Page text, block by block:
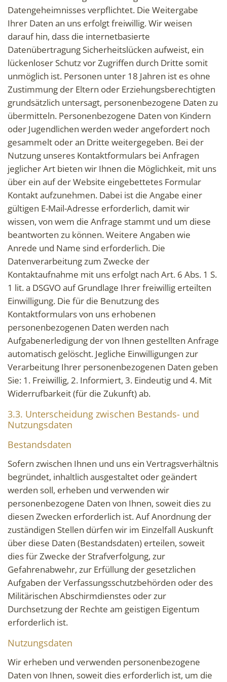
Datengeheimnisses verpflichtet. Die Weitergabe
Ihrer Daten an uns erfolgt freiwillig. Wir weisen
darauf hin, dass die internetbasierte
Datenübertragung Sicherheitslücken aufweist, ein
lückenloser Schutz vor Zugriffen durch Dritte somit
unmöglich ist. Personen unter 18 Jahren ist es ohne
Zustimmung der Eltern oder Erziehungsberechtigten
grundsätzlich untersagt, personenbezogene Daten zu
übermitteln. Personenbezogene Daten von Kindern
oder Jugendlichen werden weder angefordert noch
gesammelt oder an Dritte weitergegeben. Bei der
Nutzung unseres Kontaktformulars bei Anfragen
jeglicher Art bieten wir Ihnen die Möglichkeit, mit uns
über ein auf der Website eingebettetes Formular
Kontakt aufzunehmen. Dabei ist die Angabe einer
gültigen E-Mail-Adresse erforderlich, damit wir
wissen, von wem die Anfrage stammt und um diese
beantworten zu können. Weitere Angaben wie
Anrede und Name sind erforderlich. Die
Datenverarbeitung zum Zwecke der
Kontaktaufnahme mit uns erfolgt nach Art. 6 Abs. 1 S.
1 lit. a DSGVO auf Grundlage Ihrer freiwillig erteilten
Einwilligung. Die für die Benutzung des
Kontaktformulars von uns erhobenen
personenbezogenen Daten werden nach
Aufgabenerledigung der von Ihnen gestellten Anfrage
automatisch gelöscht. Jegliche Einwilligungen zur
Verarbeitung Ihrer personenbezogenen Daten geben
Sie: 1. Freiwillig, 2. Informiert, 3. Eindeutig und 4. Mit
Widerrufbarkeit (für die Zukunft) ab.
3.3. Unterscheidung zwischen Bestands- und
Nutzungsdaten
Bestandsdaten
Sofern zwischen Ihnen und uns ein Vertragsverhältnis
begründet, inhaltlich ausgestaltet oder geändert
werden soll, erheben und verwenden wir
personenbezogene Daten von Ihnen, soweit dies zu
diesen Zwecken erforderlich ist. Auf Anordnung der
zuständigen Stellen dürfen wir im Einzelfall Auskunft
über diese Daten (Bestandsdaten) erteilen, soweit
dies für Zwecke der Strafverfolgung, zur
Gefahrenabwehr, zur Erfüllung der gesetzlichen
Aufgaben der Verfassungsschutzbehörden oder des
Militärischen Abschirmdienstes oder zur
Durchsetzung der Rechte am geistigen Eigentum
erforderlich ist.
Nutzungsdaten
Wir erheben und verwenden personenbezogene
Daten von Ihnen, soweit dies erforderlich ist, um die